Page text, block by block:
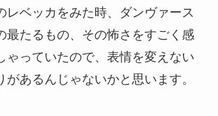
レベッカをみた時、ダンヴァース
最たるもの、その怖さをすごく感
ゃっていたので、表情を変えない
があるんじゃないかと思います。